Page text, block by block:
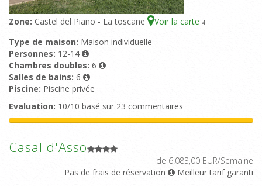
Zone: Castel del Piano - La toscane Voir la carte 4
Type de maison: Maison individuelle
Personnes: 12-14
Chambres doubles: 6
Salles de bains: 6
Piscine: Piscine privée
Evaluation: 10/10 basé sur 23 commentaires
Casal d'Asso
de 6.083,00 EUR/Semaine
Pas de frais de réservation
Meilleur tarif garanti